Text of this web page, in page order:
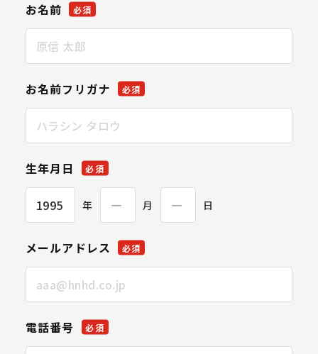
お名前 必須
お名前フリガナ 必須
生年月日 必須
年 月 日
メールアドレス 必須
電話番号 必須